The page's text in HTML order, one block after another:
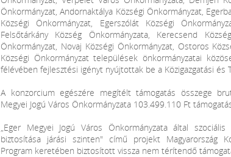
Önkormányzat, Andornaktálya Községi Önkormányzat,
Községi Önkormányzat, Egerszólát Községi
Felsőtárkány Község Önkormányzata, Kerecsend
Önkormányzat, Novaj Községi Önkormányzat, Ostoros
Községi Önkormányzat települések önkormányzatai
félévében fejlesztési igényt nyújtottak be a Közigazgatási és
A konzorcium egészére megítélt támogatás összege
Megyei Jogú Város Önkormányzata 103.499.110 Ft
„Eger Megyei Jogú Város Önkormányzata által
biztosítása járási szinten" című projekt Magyarország
Program keretében biztosított vissza nem térítendő